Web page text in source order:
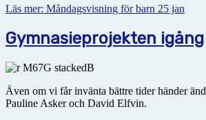
Läs mer: Måndagsvisning för barn 25 jan
Gymnasieprojekten igång
Även om vi får invänta bättre tider händer
Pauline Asker och David Elfvin.